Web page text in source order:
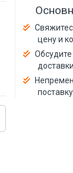
цену и
доставки.